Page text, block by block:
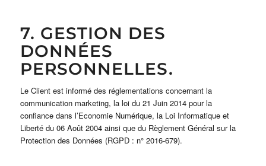
7. GESTION DES
DONNÉES
PERSONNELLES.
Le Client est informé des réglementations concernant la
communication marketing, la loi du 21 Juin 2014 pour la
confiance dans l’Economie Numérique, la Loi Informatique et
Liberté du 06 Août 2004 ainsi que du Règlement Général sur la
Protection des Données (RGPD : n° 2016-679).